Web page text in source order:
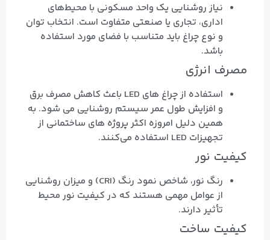
نیاز روشنایی یک واحد مسکونی با محیط‌های
اداری، تجاری یا صنعتی متفاوت است. انتخاب توان
و نوع چراغ باید متناسب با فضای مورد استفاده
باشد.
مصرف انرژی
استفاده از چراغ‌ های LED باعث کاهش مصرف برق
و افزایش طول عمر سیستم روشنایی می‌ شود. به
همین دلیل امروزه اکثر پروژه‌ های ساختمانی از
تجهیزات LED استفاده می‌کنند.
کیفیت نور
رنگ نور، شاخص نمود رنگ (CRI) و میزان روشنایی
از عوامل مهمی هستند که در کیفیت نور محیط
تأثیر دارند.
کیفیت ساخت